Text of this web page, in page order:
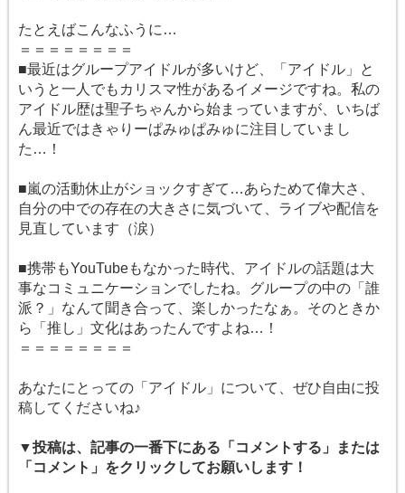
たとえばこんなふうに…
＝＝＝＝＝＝＝＝
■最近はグループアイドルが多いけど、「アイドル」と
いうと一人でもカリスマ性があるイメージですね。私の
アイドル歴は聖子ちゃんから始まっていますが、いちば
ん最近ではきゃりーぱみゅぱみゅに注目していまし
た…！
■嵐の活動休止がショックすぎて…あらためて偉大さ、
自分の中での存在の大きさに気づいて、ライブや配信を
見直しています（涙）
■携帯もYouTubeもなかった時代、アイドルの話題は大
事なコミュニケーションでしたね。グループの中の「誰
派？」なんて聞き合って、楽しかったなぁ。そのときか
ら「推し」文化はあったんですよね…！
＝＝＝＝＝＝＝＝
あなたにとっての「アイドル」について、ぜひ自由に投
稿してくださいね♪
▼投稿は、記事の一番下にある「コメントする」または
「コメント」をクリックしてお願いします！